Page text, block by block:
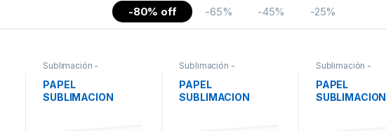
-80% off -65% -45% -25%
Sublimación -
PAPEL
SUBLIMACION
Sublimación -
PAPEL
SUBLIMACION
Sublimación -
PAPEL
SUBLIMACION